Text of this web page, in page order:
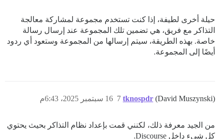
حيلة أخرى لطيفة، إذا كنت تستخدم مجموعة لمشاركة معالجة
التذاكر مع فريق، هي تضمين تلك المجموعة عند إرسال رسالة
خاصة. بهذه الطريقة، سيتم إرسالها من المجموعة وستعود أي ردود
أيضًا إلى المجموعة.
tknospdr (David Muszynski) 16 سبتمبر 2025، 6:43م 7
من الجيد معرفة ذلك، لكنني قمت بإعداد نظام التذاكر بحيث يحتوي
كل شيء داخل Discourse.